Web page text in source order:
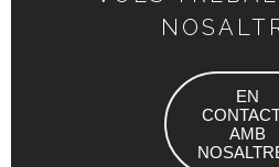
EN
AMB